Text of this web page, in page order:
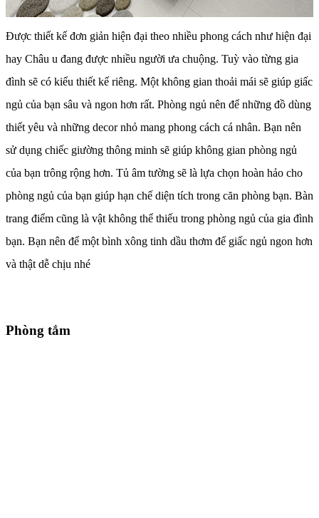
Được thiết kế đơn giản hiện đại theo nhiều phong cách như hiện đại
hay Châu u đang được nhiều người ưa chuộng. Tuỳ vào từng gia
đình sẽ có kiểu thiết kế riêng. Một không gian thoải mái sẽ giúp giấc
ngủ của bạn sâu và ngon hơn rất. Phòng ngủ nên để những đồ dùng
thiết yêu và những decor nhỏ mang phong cách cá nhân. Bạn nên
sử dụng chiếc giường thông minh sẽ giúp không gian phòng ngủ
của bạn trông rộng hơn. Tủ âm tường sẽ là lựa chọn hoàn hảo cho
phòng ngủ của bạn giúp hạn chế diện tích trong căn phòng bạn. Bàn
trang điểm cũng là vật không thể thiếu trong phòng ngủ của gia đình
bạn. Bạn nên để một bình xông tinh dầu thơm để giấc ngủ ngon hơn
và thật dễ chịu nhé
Phòng tắm